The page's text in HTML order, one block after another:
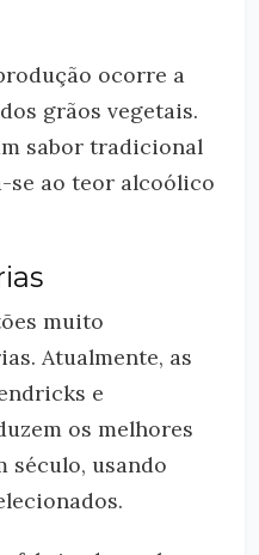
ocorre a
grãos vegetais.
sabor tradicional
se ao teor alcoólico
muito
Atualmente, as
e
os melhores
século, usando